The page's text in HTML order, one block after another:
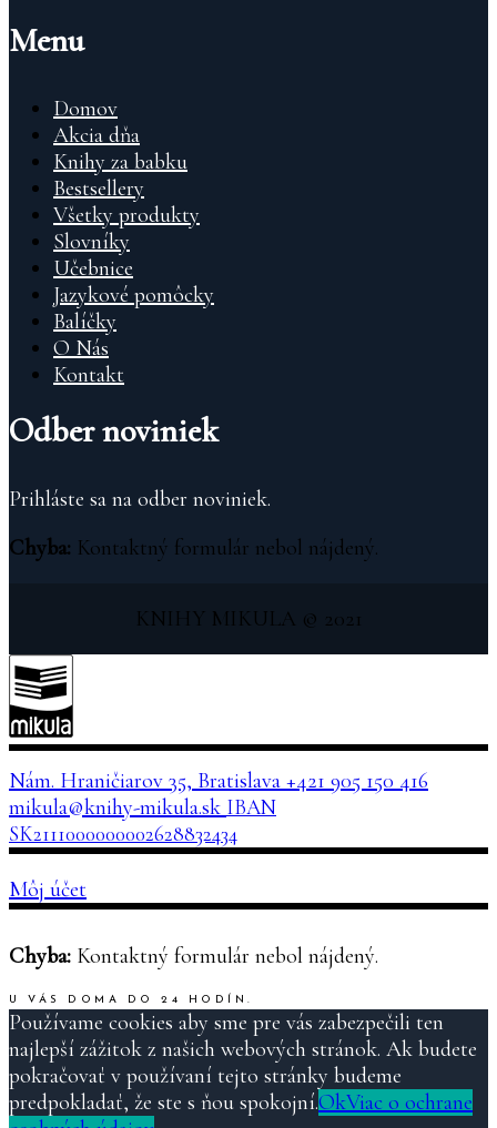
Menu
Domov
Akcia dňa
Knihy za babku
Bestsellery
Všetky produkty
Slovníky
Učebnice
Jazykové pomôcky
Balíčky
O Nás
Kontakt
Odber noviniek
Prihláste sa na odber noviniek.
Chyba: Kontaktný formulár nebol nájdený.
KNIHY MIKULA © 2021
Nám. Hraničiarov 35, Bratislava +421 905 150 416
mikula@knihy-mikula.sk IBAN
SK2111000000002628832434
Môj účet
Chyba: Kontaktný formulár nebol nájdený.
U VÁS DOMA DO 24 HODÍN.
Používame cookies aby sme pre vás zabezpečili ten
najlepší zážitok z našich webových stránok. Ak budete
pokračovať v používaní tejto stránky budeme
predpokladať, že ste s ňou spokojní.OkViac o ochrane